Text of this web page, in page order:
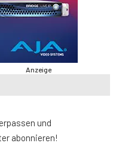
Anzeige
und
abonnieren!